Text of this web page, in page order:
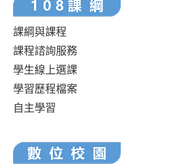
課綱與課程
課程諮詢服務
學生線上選課
學習歷程檔案
自主學習